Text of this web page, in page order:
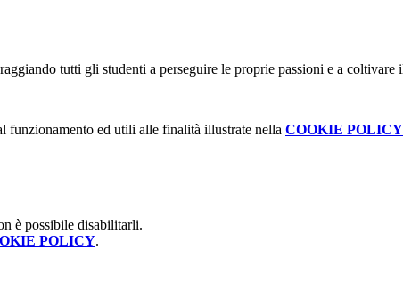
tutti gli studenti a perseguire le proprie passioni e a coltivare
funzionamento ed utili alle finalità illustrate nella COOKIE POLICY
è possibile disabilitarli.
POLICY.